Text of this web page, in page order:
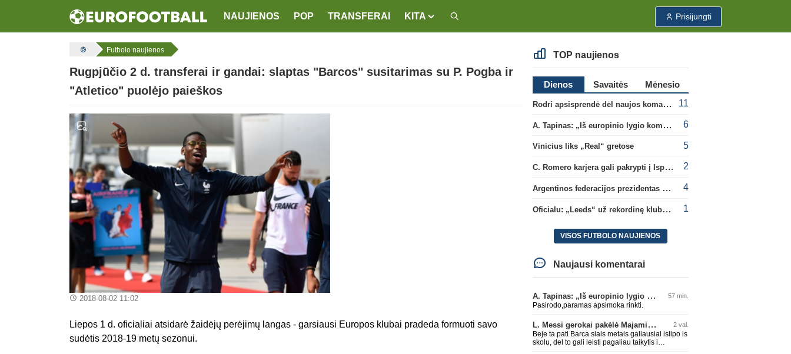
NAUJIENOS POP TRANSFERAI KITA Prisijungti
Futbolo naujienos
Rugpjūčio 2 d. transferai ir gandai: slaptas "Barcos" susitarimas su P. Pogba ir
"Atletico" puolėjo paieškos
2018-08-02 11:02
Liepos 1 d. oficialiai atsidarė žaidėjų perėjimų langas - garsiausi Europos klubai pradeda formuoti savo
sudėtis 2018-19 metų sezonui.
TOP naujienos
Dienos Savaitės
Mėnesio
Rodri apsisprendė dėl naujos komandos
11
A. Tapinas: „Iš europinio lygio komandos gavom gerų pamokų“ 6
Vinicius liks „Real“ gretose 5
C. Romero karjera gali pakrypti į Ispaniją 2
Argentinos federacijos prezidentas C. Tapia negailėjo pagyrų G. Infantino 4
Oficialu: „Leeds“ už rekordinę klubui sumą įsigijo Anglijos rinktinės vartininką 1
VISOS FUTBOLO NAUJIENOS
Naujausi komentarai
A. Tapinas: „Iš europinio lygio komandos gavom gerų pamokų“ 57 min.
Pasirodo,paramas apsimoka rinkti.
L. Messi gerokai pakėlė Majamio „Inter“ komandos vertę 2 val.
Beje ta pati Barca siais metais galiausiai islipo is
skolu, del to gali leisti pagaliau taikytis i